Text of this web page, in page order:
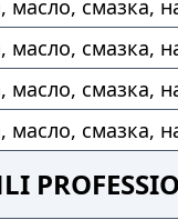
масло, смазка,
масло, смазка,
масло, смазка,
масло, смазка,